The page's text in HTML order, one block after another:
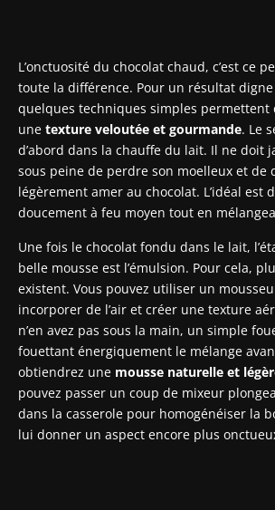
L’onctuosité du chocolat chaud, c’est ce
toute la différence. Pour un résultat digne
quelques techniques simples permettent
une texture veloutée et gourmande. Le
d’abord dans la chauffe du lait. Il ne doit
sous peine de perdre son moelleux et de
légèrement amer au chocolat. L’idéal est
doucement à feu moyen tout en
Une fois le chocolat fondu dans le lait,
belle mousse est l’émulsion. Pour cela,
existent. Vous pouvez utiliser un
incorporer de l’air et créer une texture
n’en avez pas sous la main, un simple
fouettant énergiquement le mélange
obtiendrez une mousse naturelle et
pouvez passer un coup de mixeur
dans la casserole pour homogénéiser la
lui donner un aspect encore plus